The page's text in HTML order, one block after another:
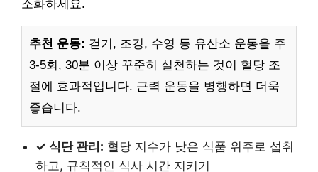
소화하세요.
추천 운동: 걷기, 조깅, 수영 등 유산소 운동을 주
3-5회, 30분 이상 꾸준히 실천하는 것이 혈당 조
절에 효과적입니다. 근력 운동을 병행하면 더욱
좋습니다.
✓ 식단 관리: 혈당 지수가 낮은 식품 위주로 섭취
하고, 규칙적인 식사 시간 지키기